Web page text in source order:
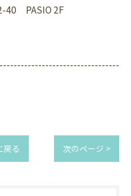
40 PASIO 2F
戻る 次のページ >